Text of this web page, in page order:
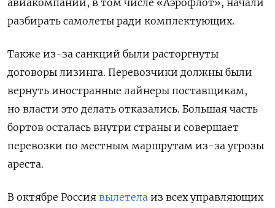
разбирать самолеты ради комплектующих.
Также из-за санкций были расторгнуты
договоры лизинга. Перевозчики должны были
вернуть иностранные лайнеры поставщикам,
но власти это делать отказались. Большая часть
бортов осталась внутри страны и совершает
перевозки по местным маршрутам из-за угрозы
ареста.
В октябре Россия вылетела из всех управляющих